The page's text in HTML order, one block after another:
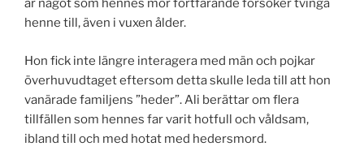
är något som hennes mor fortfarande försöker tvinga
henne till, även i vuxen ålder.
Hon fick inte längre interagera med män och pojkar
överhuvudtaget eftersom detta skulle leda till att hon
vanärade familjens ”heder”. Ali berättar om flera
tillfällen som hennes far varit hotfull och våldsam,
ibland till och med hotat med hedersmord.